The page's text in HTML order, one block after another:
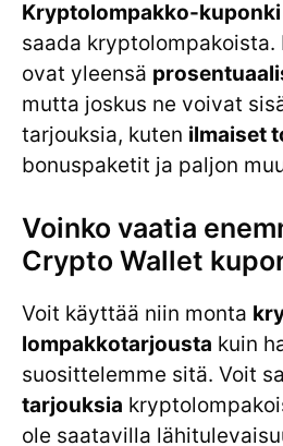
Kryptolompakko-kuponki
saada kryptolompakoista.
ovat yleensä
mutta joskus ne voivat
tarjouksia, kuten ilmaiset
bonuspaketit ja paljon
Voinko vaatia
Crypto Wallet
Voit käyttää niin monta
lompakkotarjousta kuin
suosittelemme sitä. Voit
tarjouksia
ole saatavilla